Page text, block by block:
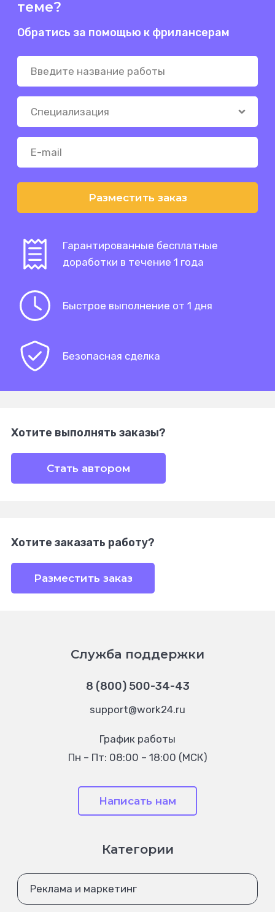
теме?
Обратись за помощью к фрилансерам
Разместить заказ
Гарантированные бесплатные
доработки в течение 1 года
Быстрое выполнение от 1 дня
Безопасная сделка
Хотите выполнять заказы?
Стать автором
Хотите заказать работу?
Разместить заказ
Служба поддержки
8 (800) 500-34-43
support@work24.ru
График работы
Пн – Пт: 08:00 – 18:00 (МСК)
Написать нам
Категории
Реклама и маркетинг